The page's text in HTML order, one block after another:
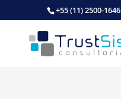
+55 (11) 2500-1646